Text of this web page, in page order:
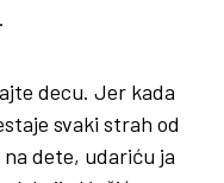
decu. Jer kada
svaki strah od
dete, udariću ja